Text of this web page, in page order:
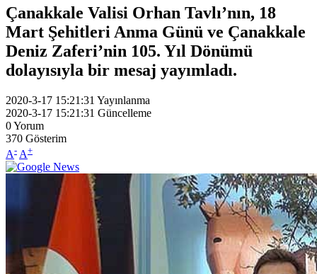
Çanakkale Valisi Orhan Tavlı’nın, 18
Mart Şehitleri Anma Günü ve Çanakkale
Deniz Zaferi’nin 105. Yıl Dönümü
dolayısıyla bir mesaj yayımladı.
2020-3-17 15:21:31 Yayınlanma
2020-3-17 15:21:31 Güncelleme
0Yorum
370 Gösterim
A- A+